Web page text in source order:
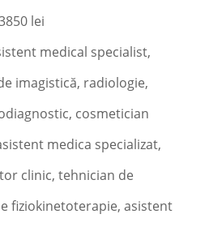
lei
medical specialist,
imagistică, radiologie,
cosmetician
medica specializat,
clinic, tehnician de
fiziokinetoterapie, asistent